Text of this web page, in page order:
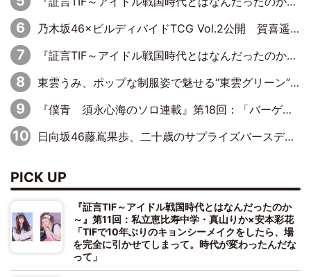
乃木坂46×ビルディバイドTCG Vol.2公開 賀喜遥香＆田村真佑が『京まふ』ステージに登壇
『証言TIF～アイドル戦国時代とはなんだったのか～』第8回：Negicco・Nao☆×Megu×Kaede「東京からオファーが来たのと、梨の皮剥きとどっちが大事なんだって」
東雲うみ、ポップな制服姿で魅せる“東雲グリーン”の正体
『僕青 須永心海のソロ連載』第18回：「バーゲンセールハンターみうな inしまむら」編
日向坂46藤嶌果歩、二十歳のサプライズバースデーに大喜び「頼られる先輩になれるように努力していきたい」
PICK UP
『証言TIF～アイドル戦国時代とはなんだったのか
～』第11回：私立恵比寿中学・真山りか×安本彩花
「TIFで10年ぶりのキョンシーメイクをしたら、場
を完全に引かせてしまって。時代が変わったんだな
って」